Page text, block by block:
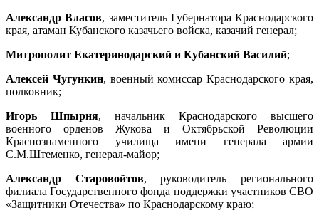
Александр Власов, заместитель Губернатора Краснодарского
края, атаман Кубанского казачьего войска, казачий генерал;
Митрополит Екатеринодарский и Кубанский Василий;
Алексей Чугункин, военный комиссар Краснодарского края,
полковник;
Игорь Шпырня, начальник Краснодарского высшего
военного орденов Жукова и Октябрьской Революции
Краснознаменного училища имени генерала армии
С.М.Штеменко, генерал-майор;
Александр Старовойтов, руководитель регионального
филиала Государственного фонда поддержки участников СВО
«Защитники Отечества» по Краснодарскому краю;